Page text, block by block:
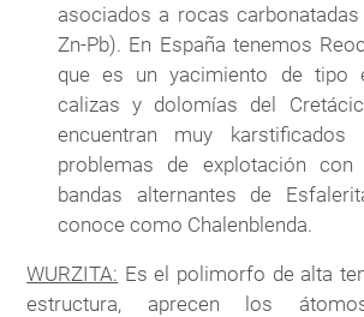
asociados a rocas
Zn-Pb). En España tenemos
que es un yacimiento de tipo
calizas y dolomías del
encuentran muy
problemas de explotación
bandas alternantes de
conoce como Chalenblenda.
WURZITA: Es el polimorfo de alta
estructura, aprecen los